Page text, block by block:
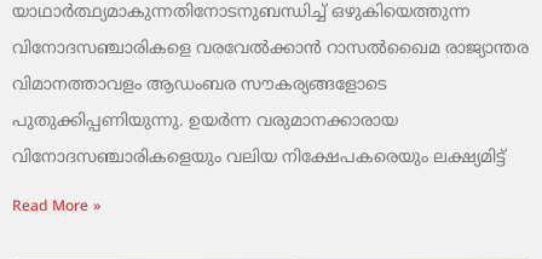
യാഥാർത്ഥ്യമാകുന്നതിനോടനുബന്ധിച്ച് ഒഴുകിയെത്തുന്ന
വിനോദസഞ്ചാരികളെ വരവേൽക്കാൻ റാസൽഖൈമ രാജ്യാന്തര
വിമാനത്താവളം ആഡംബര സൗകര്യങ്ങളോടെ
പുതുക്കിപ്പണിയുന്നു. ഉയർന്ന വരുമാനക്കാരായ
വിനോദസഞ്ചാരികളെയും വലിയ നിക്ഷേപകരെയും ലക്ഷ്യമിട്ട്
Read More »